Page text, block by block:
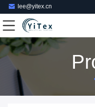
lee@yitex.cn